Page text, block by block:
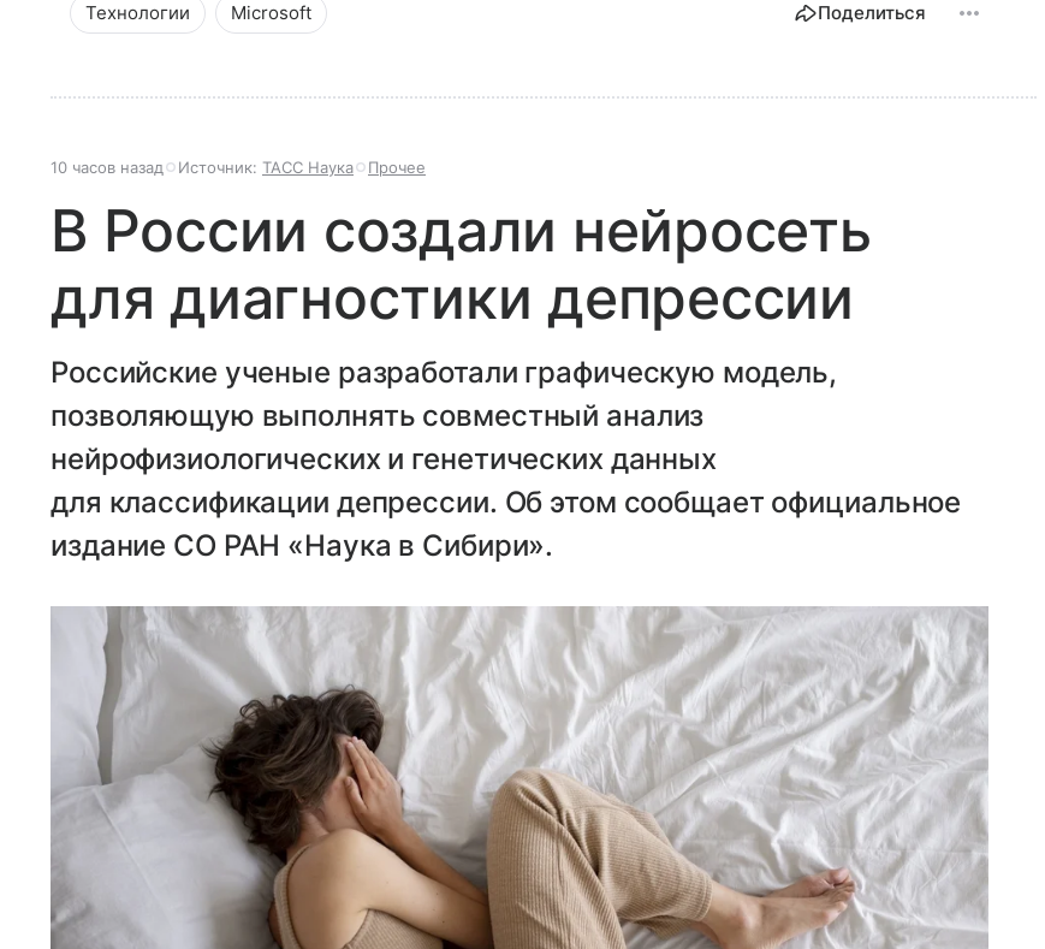
Технологии Microsoft Поделиться
10 часов назад Источник: ТАСС Наука Прочее
В России создали нейросеть
для диагностики депрессии
Российские ученые разработали графическую модель,
позволяющую выполнять совместный анализ
нейрофизиологических и генетических данных
для классификации депрессии. Об этом сообщает официальное
издание СО РАН «Наука в Сибири».